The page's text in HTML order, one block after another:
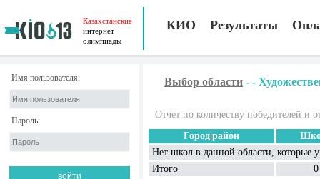
Казахстанские
интернет
олимпиады
КИО Результаты
Имя пользователя:
Пароль:
Выбор области - -
Отчет по количеству победителей и
Город|район
Нет школ в данной области, которые
Итого
0